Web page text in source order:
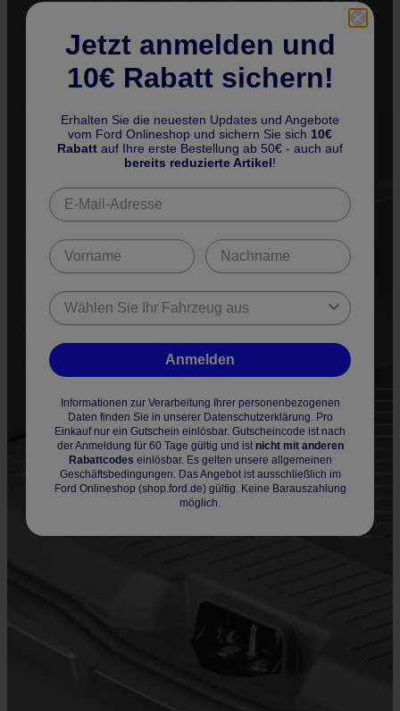
Jetzt anmelden und
10€ Rabatt sichern!
Erhalten Sie die neuesten Updates und Angebote
vom Ford Onlineshop und sichern Sie sich 10€
Rabatt auf Ihre erste Bestellung ab 50€ - auch auf
bereits reduzierte Artikel!
Anmelden
Informationen zur Verarbeitung Ihrer personenbezogenen
Daten finden Sie in unserer Datenschutzerklärung. Pro
Einkauf nur ein Gutschein einlösbar. Gutscheincode ist nach
der Anmeldung für 60 Tage gültig und ist nicht mit anderen
Rabattcodes einlösbar. Es gelten unsere allgemeinen
Geschäftsbedingungen. Das Angebot ist ausschließlich im
Ford Onlineshop (shop.ford.de) gültig. Keine Barauszahlung
möglich.